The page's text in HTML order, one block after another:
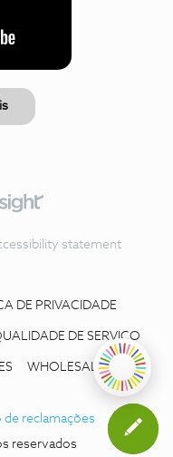
statement
DE PRIVACIDADE
DE SERVIÇO
WHOLESALE
reservados